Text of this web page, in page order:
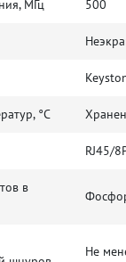
МГц 500
°C
RJ45/
в
Не